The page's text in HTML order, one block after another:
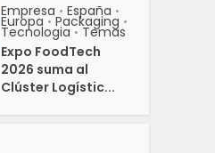
Empresa • España •
Europa • Packaging •
Tecnologia • Temas
Expo FoodTech
2026 suma al
Clúster Logístic...